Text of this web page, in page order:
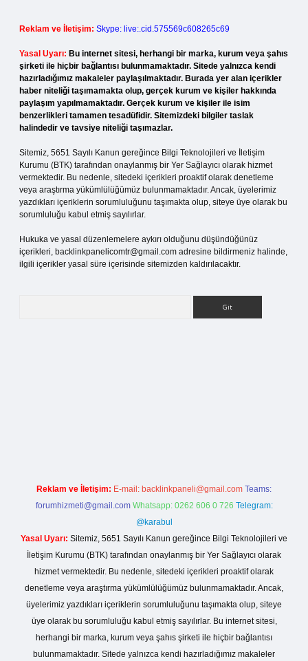
Reklam ve İletişim: Skype: live:.cid.575569c608265c69
Yasal Uyarı: Bu internet sitesi, herhangi bir marka, kurum veya şahıs
şirketi ile hiçbir bağlantısı bulunmamaktadır. Sitede yalnızca kendi
hazırladığımız makaleler paylaşılmaktadır. Burada yer alan içerikler
haber niteliği taşımamakta olup, gerçek kurum ve kişiler hakkında
paylaşım yapılmamaktadır. Gerçek kurum ve kişiler ile isim
benzerlikleri tamamen tesadüfidir. Sitemizdeki bilgiler taslak
halindedir ve tavsiye niteliği taşımazlar.
Sitemiz, 5651 Sayılı Kanun gereğince Bilgi Teknolojileri ve İletişim
Kurumu (BTK) tarafından onaylanmış bir Yer Sağlayıcı olarak hizmet
vermektedir. Bu nedenle, sitedeki içerikleri proaktif olarak denetleme
veya araştırma yükümlülüğümüz bulunmamaktadır. Ancak, üyelerimiz
yazdıkları içeriklerin sorumluluğunu taşımakta olup, siteye üye olarak bu
sorumluluğu kabul etmiş sayılırlar.
Hukuka ve yasal düzenlemelere aykırı olduğunu düşündüğünüz
içerikleri, backlinkpanelicomtr@gmail.com adresine bildirmeniz halinde,
ilgili içerikler yasal süre içerisinde sitemizden kaldırılacaktır.
Reklam ve İletişim: E-mail: backlinkpaneli@gmail.com Teams:
forumhizmeti@gmail.com Whatsapp: 0262 606 0 726 Telegram:
@karabul
Yasal Uyarı: Sitemiz, 5651 Sayılı Kanun gereğince Bilgi Teknolojileri ve
İletişim Kurumu (BTK) tarafından onaylanmış bir Yer Sağlayıcı olarak
hizmet vermektedir. Bu nedenle, sitedeki içerikleri proaktif olarak
denetleme veya araştırma yükümlülüğümüz bulunmamaktadır. Ancak,
üyelerimiz yazdıkları içeriklerin sorumluluğunu taşımakta olup, siteye
üye olarak bu sorumluluğu kabul etmiş sayılırlar. Bu internet sitesi,
herhangi bir marka, kurum veya şahıs şirketi ile hiçbir bağlantısı
bulunmamaktadır. Sitede yalnızca kendi hazırladığımız makaleler